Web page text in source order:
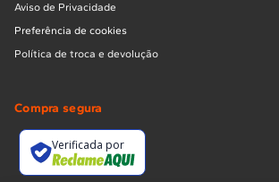
Aviso de Privacidade
Preferência de cookies
Política de troca e devolução
Compra segura
Verificada por